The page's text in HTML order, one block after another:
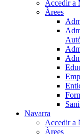
Accedir a
Àrees
Navarra
Accedir a
Àrees